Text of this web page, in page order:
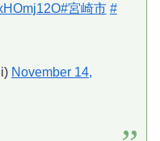
#宮崎市 #
November 14,